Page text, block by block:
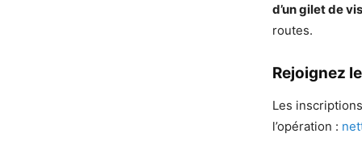
d’un gilet de
routes.
Rejoignez
Les
l’opération :